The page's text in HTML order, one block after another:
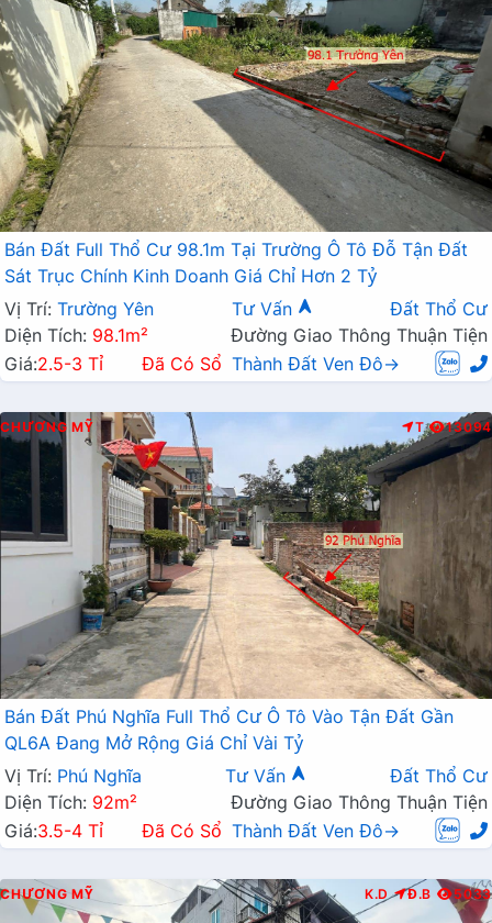
Bán Đất Full Thổ Cư 98.1m Tại Trường Ô Tô Đỗ Tận Đất
Sát Trục Chính Kinh Doanh Giá Chỉ Hơn 2 Tỷ
Vị Trí: Trường Yên Tư Vấn
Đất Thổ Cư
Diện Tích: 98.1m²
Đường Giao Thông Thuận Tiện
Giá:2.5-3 Tỉ Đã Có Sổ Thành Đất Ven Đô→
CHƯƠNG MỸ T 13094
Bán Đất Phú Nghĩa Full Thổ Cư Ô Tô Vào Tận Đất Gần
QL6A Đang Mở Rộng Giá Chỉ Vài Tỷ
Vị Trí: Phú Nghĩa Tư Vấn
Đất Thổ Cư
Diện Tích: 92m²
Đường Giao Thông Thuận Tiện
Giá:3.5-4 Tỉ Đã Có Sổ Thành Đất Ven Đô→
CHƯƠNG MỸ K.D Đ.B 5033